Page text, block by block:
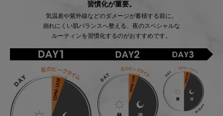
習慣化が重要。
気温差や紫外線などのダメージが蓄積する前に。
崩れにくい肌バランスへ整える、 夜のスペシャルな
ルーティンを習慣化するのがおすすめです。